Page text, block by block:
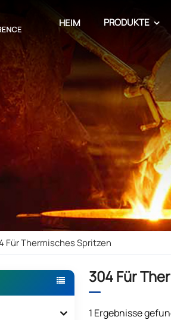
HEIM PRODUKTE
Für Thermisches Spritzen
304 Für
1 Ergebnisse